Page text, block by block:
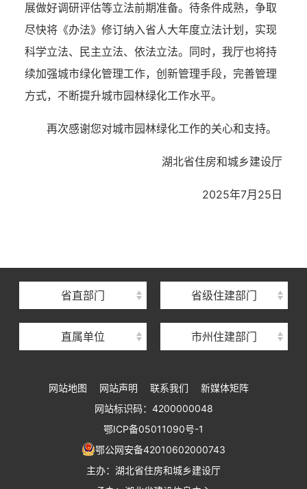
展做好调研评估等立法前期准备。待条件成熟， 争取
尽快将《办法》修订纳入省人大年度立法计划，实现
科学立法、民主立法、依法立法。同时，我厅也将持
续加强城市绿化管理工作，创新管理手段，完善管理
方式，不断提升城市园林绿化工作水平。
再次感谢您对城市园林绿化工作的关心和支持。
湖北省住房和城乡建设厅
2025年7月 25 日
省直部门 省级住建部门
直属单位
湖北省住房保障中心
湖北省建设工程质量安全监督总站
湖北省建设工程标准定额管理总站
湖北省住建厅执业资格注册中心
湖北省城乡建设发展中心
湖北城市建设职业技术学院
市州住建部门
网站地图 网站声明 联系我们
新媒体矩阵
网站标识码：4200000048
鄂ICP备05011090号-1
鄂公网安备42010602000743
主办：湖北省住房和城乡建设厅